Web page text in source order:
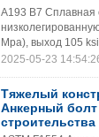
A193 B7 Сплавная
Mpa), выход 105
2025-05-23
Тяжелый
Анкерный
строительства